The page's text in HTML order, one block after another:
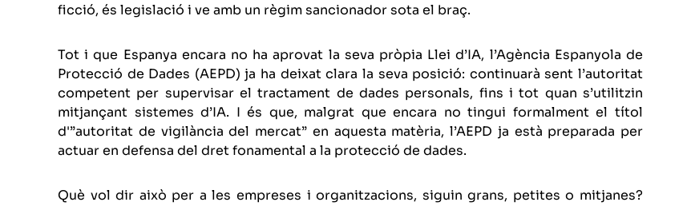
ficció, és legislació i ve amb un règim sancionador sota el braç.
Tot i que Espanya encara no ha aprovat la seva pròpia Llei d’IA, l’Agència Espanyola de
Protecció de Dades (AEPD) ja ha deixat clara la seva posició: continuarà sent l’autoritat
competent per supervisar el tractament de dades personals, fins i tot quan s’utilitzin
mitjançant sistemes d’IA. I és que, malgrat que encara no tingui formalment el títol
d'”autoritat de vigilància del mercat” en aquesta matèria, l’AEPD ja està preparada per
actuar en defensa del dret fonamental a la protecció de dades.
Què vol dir això per a les empreses i organitzacions, siguin grans, petites o mitjanes?